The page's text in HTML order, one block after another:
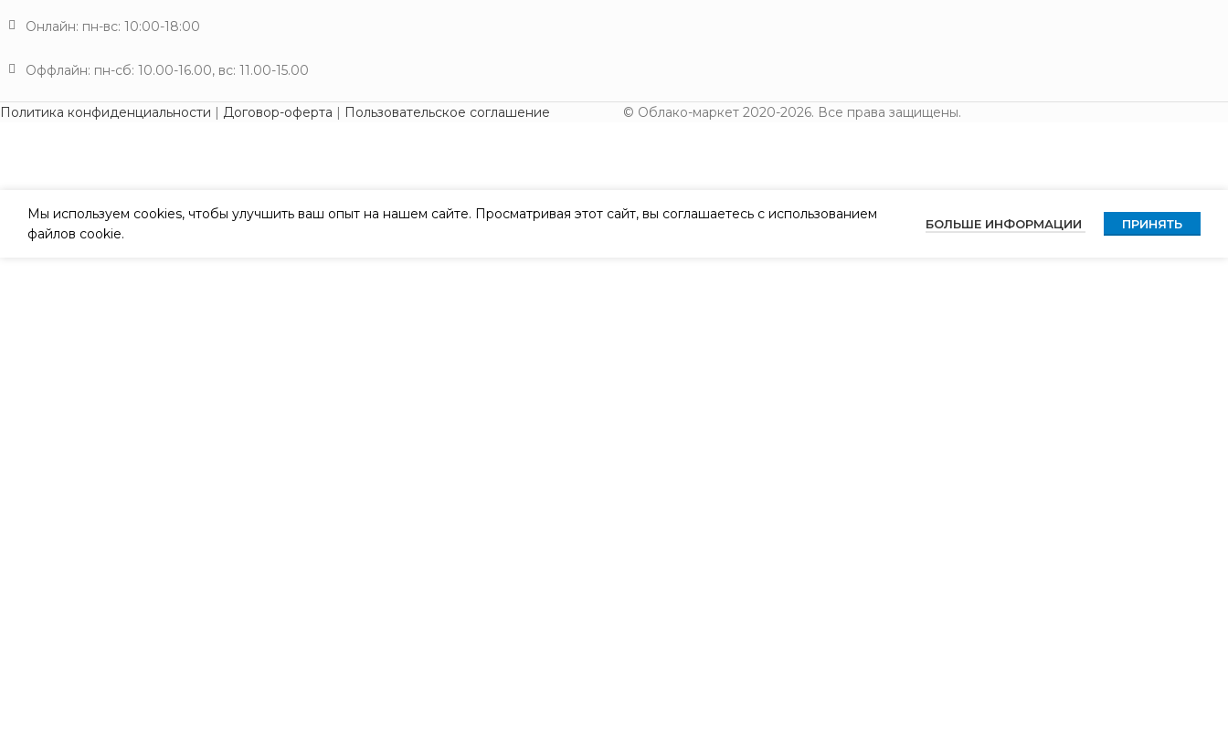
Онлайн: пн-вс: 10:00-18:00
Оффлайн: пн-сб: 10.00-16.00, вс: 11.00-15.00
Политика конфиденциальности | Договор-оферта | Пользовательское соглашение © Облако-маркет 2020-2026. Все права защищены.
Мы используем cookies, чтобы улучшить ваш опыт на нашем сайте. Просматривая этот сайт, вы соглашаетесь с использованием
файлов cookie.
БОЛЬШЕ ИНФОРМАЦИИ ПРИНЯТЬ